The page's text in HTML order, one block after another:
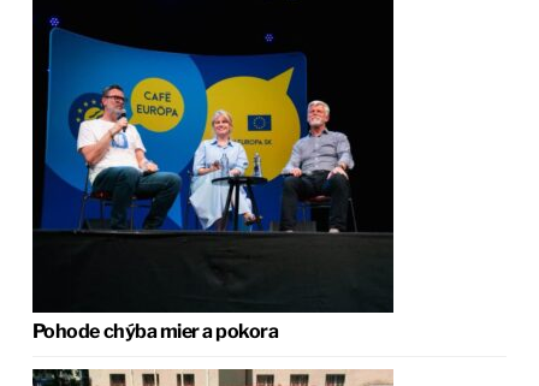
Pohode chýba mier a pokora